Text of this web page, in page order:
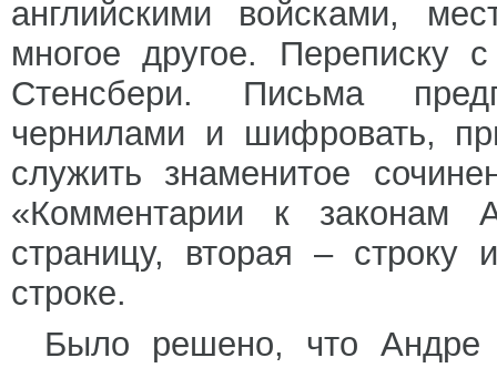
английскими войсками,
многое другое. Переписку
Стенсбери. Письма
чернилами и шифровать,
служить знаменитое
«Комментарии к законам
страницу, вторая –
строке.
Было решено, что Андре